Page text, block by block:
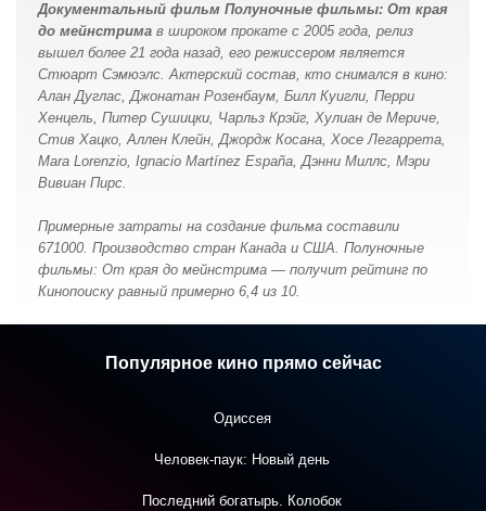
Документальный фильм Полуночные фильмы: От края
до мейнстрима в широком прокате с 2005 года, релиз
вышел более 21 года назад, его режиссером является
Стюарт Сэмюэлс. Актерский состав, кто снимался в кино:
Алан Дуглас, Джонатан Розенбаум, Билл Куигли, Перри
Хенцель, Питер Сушицки, Чарльз Крэйг, Хулиан де Мериче,
Стив Хацко, Аллен Клейн, Джордж Косана, Хосе Легаррета,
Mara Lorenzio, Ignacio Martínez España, Дэнни Миллс, Мэри
Вивиан Пирс.
Примерные затраты на создание фильма составили
671000. Производство стран Канада и США. Полуночные
фильмы: От края до мейнстрима — получит рейтинг по
Кинопоиску равный примерно 6,4 из 10.
Популярное кино прямо сейчас
Одиссея
Человек-паук: Новый день
Последний богатырь. Колобок